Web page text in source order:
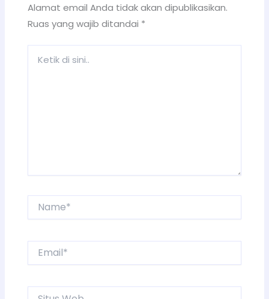
Alamat email Anda tidak akan dipublikasikan.
Ruas yang wajib ditandai *
Situs